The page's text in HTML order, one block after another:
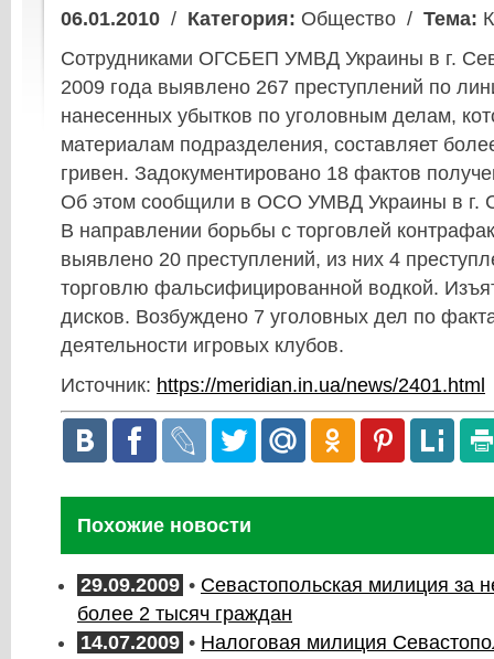
06.01.2010 / Категория: Общество / Тема:
Сотрудниками ОГСБЕП УМВД Украины в г.
2009 года выявлено 267 преступлений по
нанесенных убытков по уголовным делам,
материалам подразделения, составляет
гривен. Задокументировано 18 фактов
Об этом сообщили в ОСО УМВД Украины в г.
В направлении борьбы с торговлей
выявлено 20 преступлений, из них 4
торговлю фальсифицированной водкой.
дисков. Возбуждено 7 уголовных дел по
деятельности игровых клубов.
Источник: https://meridian.in.ua/news/2401.html
Похожие новости
29.09.2009 • Севастопольская милиция за
более 2 тысяч граждан
14.07.2009 • Налоговая милиция